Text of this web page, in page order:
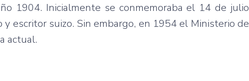
1904. Inicialmente se conmemoraba el 14 de julio
escritor suizo. Sin embargo, en 1954 el Ministerio de
actual.